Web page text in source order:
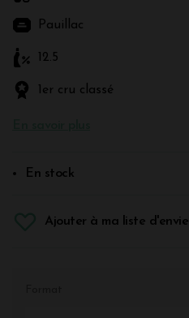
Pauillac
12.5
1er cru classé
En stock
Ajouter à ma liste d'envie